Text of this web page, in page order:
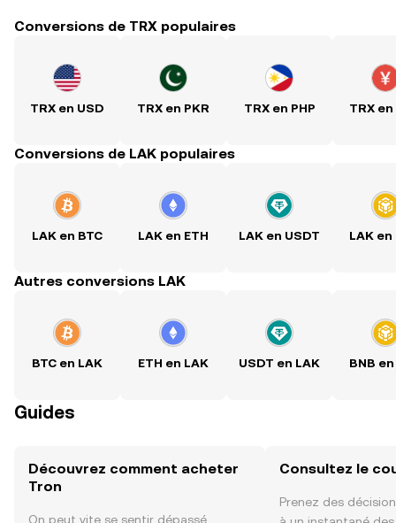
Conversions de TRX populaires
TRX en USD TRX en PKR TRX en PHP TRX en
Conversions de LAK populaires
LAK en BTC LAK en ETH LAK en USDT LAK en
Autres conversions LAK
BTC en LAK ETH en LAK USDT en LAK BNB
Guides
Découvrez comment acheter
Tron
On peut vite se sentir dépassé
Consultez le
Prenez des